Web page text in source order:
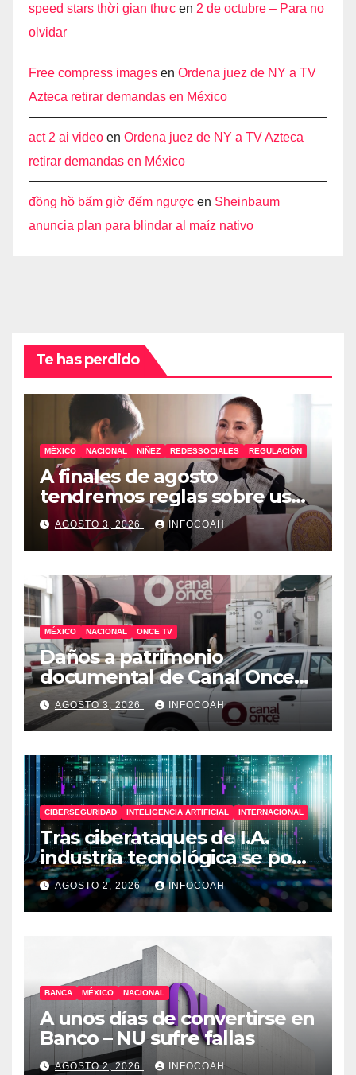
speed stars thời gian thực en 2 de octubre – Para no
olvidar
Free compress images en Ordena juez de NY a TV
Azteca retirar demandas en México
act 2 ai video en Ordena juez de NY a TV Azteca
retirar demandas en México
đồng hồ bấm giờ đếm ngược en Sheinbaum
anuncia plan para blindar al maíz nativo
Te has perdido
MÉXICO NACIONAL NIÑEZ REDESSOCIALES REGULACIÓN
A finales de agosto
tendremos reglas sobre uso
de celulares y redes sociales
en escuelas
AGOSTO 3, 2026 INFOCOAH
MÉXICO NACIONAL ONCE TV
Daños a patrimonio
documental de Canal Once
tras ocupación de
instalaciones
AGOSTO 3, 2026 INFOCOAH
CIBERSEGURIDAD INTELIGENCIA ARTIFICIAL INTERNACIONAL
Tras ciberataques de I.A.
industria tecnológica se pone
en alerta
AGOSTO 2, 2026 INFOCOAH
BANCA MÉXICO NACIONAL
A unos días de convertirse en
Banco – NU sufre fallas
AGOSTO 2, 2026 INFOCOAH